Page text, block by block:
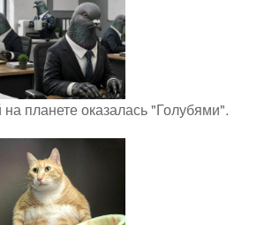
планете оказалась "Голубями".